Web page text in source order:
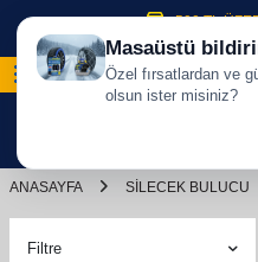
500 TL
ANASAYFA SILECEK BULUCU
Filtre